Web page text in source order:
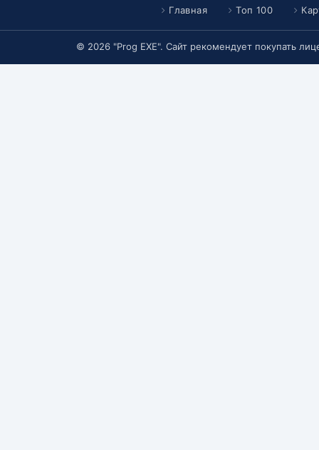
Главная Топ 100
© 2026 "Prog EXE". Сайт рекомендует покупать